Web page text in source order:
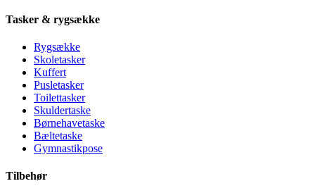
Tasker & rygsække
Rygsække
Skoletasker
Kuffert
Pusletasker
Toilettasker
Skuldertaske
Børnehavetaske
Bæltetaske
Gymnastikpose
Tilbehør